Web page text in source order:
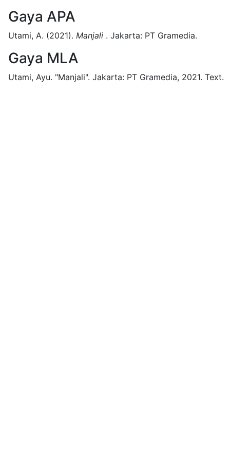
Gaya APA
Utami, A. (2021). Manjali . Jakarta: PT Gramedia.
Gaya MLA
Utami, Ayu. "Manjali". Jakarta: PT Gramedia, 2021. Text.